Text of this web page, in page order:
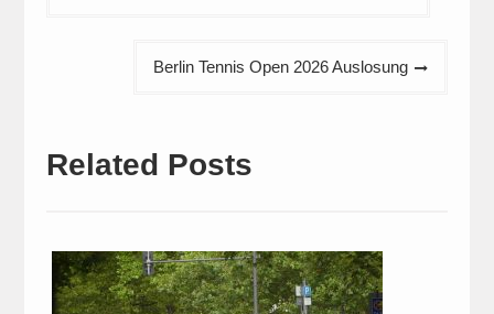
Berlin Tennis Open 2026 Auslosung
Related Posts